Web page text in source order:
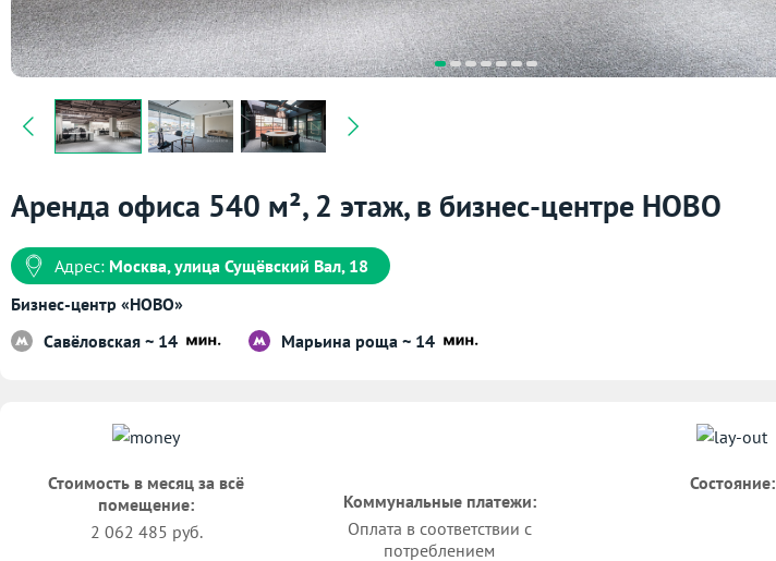
Аренда офиса 540 м², 2 этаж, в бизнес-центре НОВО
Адрес: Москва, улица Сущёвский Вал, 18
Бизнес-центр «НОВО»
Савёловская ~ 14
Марьина роща ~ 14
Стоимость в месяц за всё
помещение:
2 062 485 руб.
Коммунальные платежи:
Оплата в соответствии с
потреблением
Состояние: